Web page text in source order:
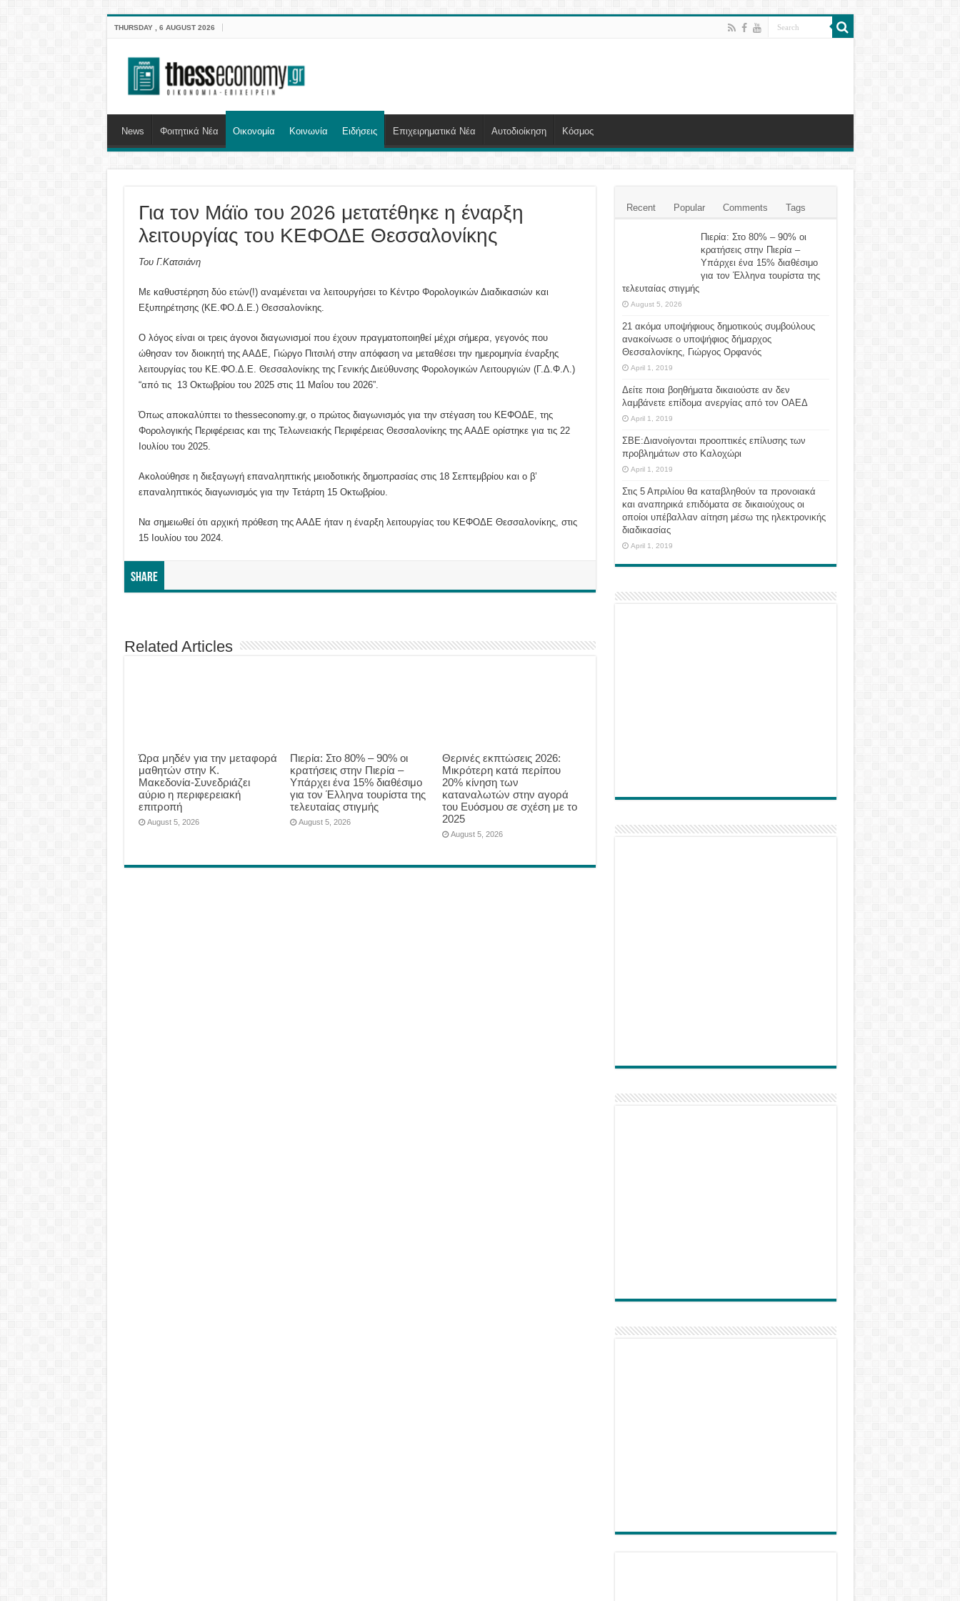
THURSDAY , 6 AUGUST 2026
News Φοιτητικά Νέα Οικονομία Κοινωνία Ειδήσεις Επιχειρηματικά Νέα Αυτοδιοίκηση Κόσμος
Για τον Μάϊο του 2026 μετατέθηκε η έναρξη
λειτουργίας του ΚΕΦΟΔΕ Θεσσαλονίκης
Του Γ.Κατσιάνη
Με καθυστέρηση δύο ετών(!) αναμένεται να λειτουργήσει το Κέντρο Φορολογικών Διαδικασιών και
Εξυπηρέτησης (ΚΕ.ΦΟ.Δ.Ε.) Θεσσαλονίκης.
Ο λόγος είναι οι τρεις άγονοι διαγωνισμοί που έχουν πραγματοποιηθεί μέχρι σήμερα, γεγονός που
ώθησαν τον διοικητή της ΑΑΔΕ, Γιώργο Πιτσιλή στην απόφαση να μεταθέσει την ημερομηνία έναρξης
λειτουργίας του ΚΕ.ΦΟ.Δ.Ε. Θεσσαλονίκης της Γενικής Διεύθυνσης Φορολογικών Λειτουργιών (Γ.Δ.Φ.Λ.)
“από τις 13 Οκτωβρίου του 2025 στις 11 Μαΐου του 2026”.
Όπως αποκαλύπτει το thesseconomy.gr, o πρώτος διαγωνισμός για την στέγαση του ΚΕΦΟΔΕ, της
Φορολογικής Περιφέρειας και της Τελωνειακής Περιφέρειας Θεσσαλονίκης της ΑΑΔΕ ορίστηκε για τις 22
Ιουλίου του 2025.
Aκολούθησε η διεξαγωγή επαναληπτικής μειοδοτικής δημοπρασίας στις 18 Σεπτεμβρίου και ο β’
επαναληπτικός διαγωνισμός για την Τετάρτη 15 Οκτωβρίου.
Να σημειωθεί ότι αρχική πρόθεση της ΑΑΔΕ ήταν η έναρξη λειτουργίας του ΚΕΦΟΔΕ Θεσσαλονίκης, στις
15 Ιουλίου του 2024.
Share
Related Articles
Ώρα μηδέν για την μεταφορά
μαθητών στην Κ.
Μακεδονία-Συνεδριάζει
αύριο η περιφερειακή
επιτροπή
August 5, 2026
Πιερία: Στο 80% – 90% οι
κρατήσεις στην Πιερία –
Υπάρχει ένα 15% διαθέσιμο
για τον Έλληνα τουρίστα της
τελευταίας στιγμής
August 5, 2026
Θερινές εκπτώσεις 2026:
Μικρότερη κατά περίπου
20% κίνηση των
καταναλωτών στην αγορά
του Ευόσμου σε σχέση με το
2025
August 5, 2026
Recent Popular Comments Tags
Πιερία: Στο 80% – 90% οι
κρατήσεις στην Πιερία –
Υπάρχει ένα 15% διαθέσιμο
για τον Έλληνα τουρίστα της
τελευταίας στιγμής
August 5, 2026
21 ακόμα υποψήφιους δημοτικούς συμβούλους
ανακοίνωσε ο υποψήφιος δήμαρχος
Θεσσαλονίκης, Γιώργος Ορφανός
April 1, 2019
Δείτε ποια βοηθήματα δικαιούστε αν δεν
λαμβάνετε επίδομα ανεργίας από τον ΟΑΕΔ
April 1, 2019
ΣΒΕ:Διανοίγονται προοπτικές επίλυσης των
προβλημάτων στο Καλοχώρι
April 1, 2019
Στις 5 Απριλίου θα καταβληθούν τα προνοιακά
και αναπηρικά επιδόματα σε δικαιούχους οι
οποίοι υπέβαλλαν αίτηση μέσω της ηλεκτρονικής
διαδικασίας
April 1, 2019